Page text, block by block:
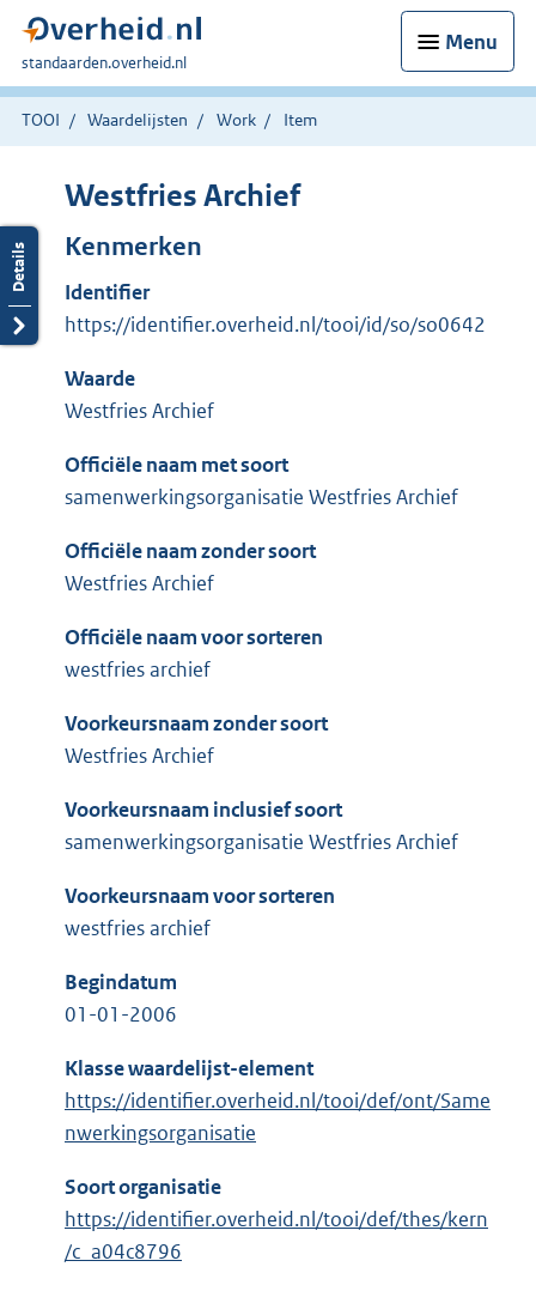
Menu
U
bent
hier:
standaarden.overheid.nl
TOOI Waardelijsten Work Item
Westfries Archief
Kenmerken
Identifier
https://identifier.overheid.nl/tooi/id/so/so0642
Waarde
Westfries Archief
Officiële naam met soort
samenwerkingsorganisatie Westfries Archief
Officiële naam zonder soort
Westfries Archief
Officiële naam voor sorteren
westfries archief
Voorkeursnaam zonder soort
Westfries Archief
Voorkeursnaam inclusief soort
samenwerkingsorganisatie Westfries Archief
Voorkeursnaam voor sorteren
westfries archief
Begindatum
01-01-2006
Klasse waardelijst-element
https://identifier.overheid.nl/tooi/def/ont/Same
nwerkingsorganisatie
Soort organisatie
https://identifier.overheid.nl/tooi/def/thes/kern
/c_a04c8796